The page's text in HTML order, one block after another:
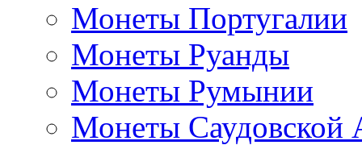
Монеты Португалии
Монеты Руанды
Монеты Румынии
Монеты Саудовской